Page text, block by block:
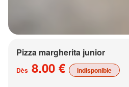
Pizza margherita junior
Dès 8.00 € indisponible